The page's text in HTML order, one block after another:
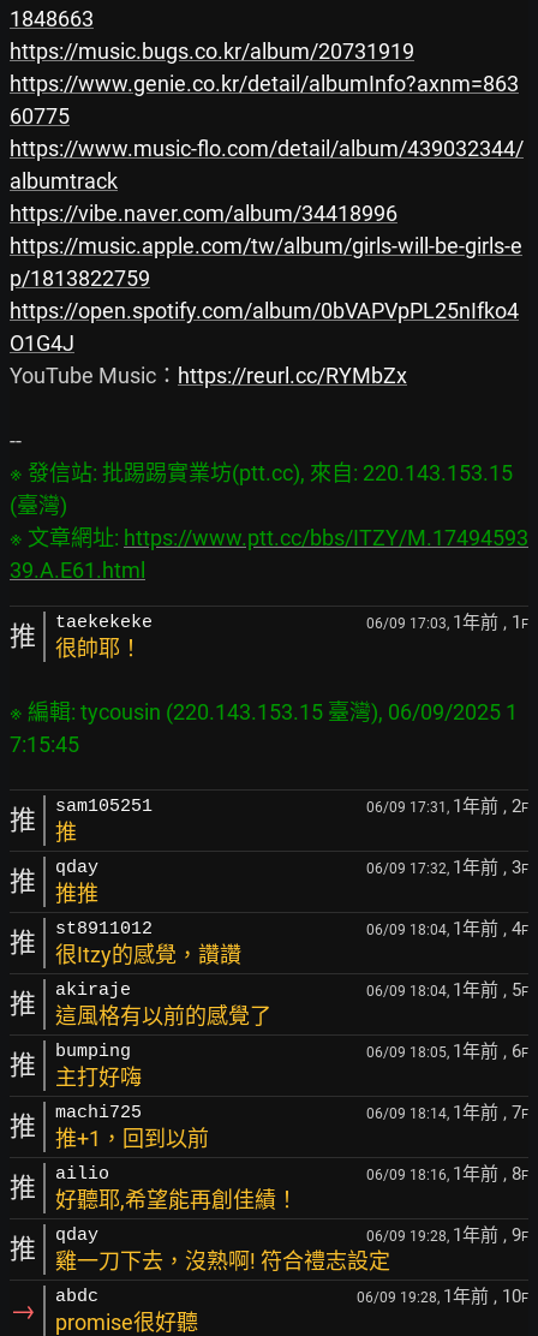
1848663
https://music.bugs.co.kr/album/20731919
https://www.genie.co.kr/detail/albumInfo?axnm=863
60775
https://www.music-flo.com/detail/album/439032344/
albumtrack
https://vibe.naver.com/album/34418996
https://music.apple.com/tw/album/girls-will-be-girls-e
p/1813822759
https://open.spotify.com/album/0bVAPVpPL25nIfko4
O1G4J
YouTube Music： https://reurl.cc/RYMbZx
※ 發信站: 批踢踢實業坊(ptt.cc), 來自: 220.143.153.15
(臺灣)
※ 文章網址: https://www.ptt.cc/bbs/ITZY/M.17494593
39.A.E61.html
推 taekekeke 06/09 17:03, 1年前 , 1 F
很帥耶！
※ 編輯: tycousin (220.143.153.15 臺灣), 06/09/2025 1
推 sam105251 06/09 17:31, 1年前 , 2F
推
推 qday 06/09 17:32, 1年前 , 3F
推推
推 st8911012 06/09 18:04, 1年前 , 4F
很Itzy的感覺，讚讚
推 akiraje 06/09 18:04, 1年前 , 5F
這風格有以前的感覺了
推 bumping 06/09 18:05, 1年前 , 6F
主打好嗨
推 machi725 06/09 18:14, 1年前 , 7F
推+1，回到以前
推 ailio 06/09 18:16, 1年前 , 8F
好聽耶,希望能再創佳績！
推 qday 06/09 19:28, 1年前 , 9F
雞一刀下去，沒熟啊! 符合禮志設定
→ abdc 06/09 19:28, 1年前 , 10F
promise很好聽